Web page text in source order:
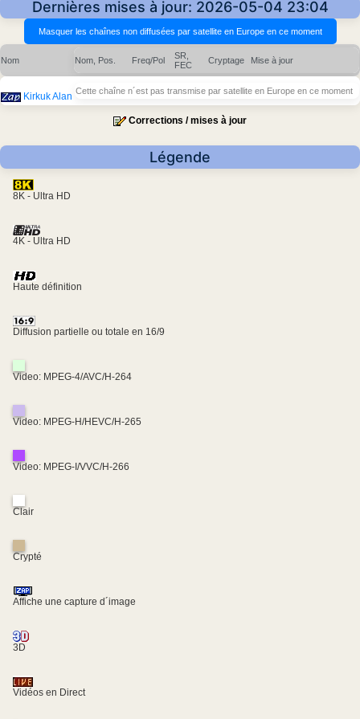
Dernières mises à jour: 2026-05-04 23:04
Nom Nom, Pos. Freq/Pol
SR,
FEC
Cryptage Mise à jour
Kirkuk Alan Cette chaîne n´est pas transmise par satellite en Europe en ce moment
Corrections / mises à jour
Légende
8K - Ultra HD
4K - Ultra HD
Haute définition
Diffusion partielle ou totale en 16/9
Video: MPEG-4/AVC/H-264
Video: MPEG-H/HEVC/H-265
Video: MPEG-I/VVC/H-266
Clair
Crypté
Affiche une capture d´image
3D
Vidéos en Direct